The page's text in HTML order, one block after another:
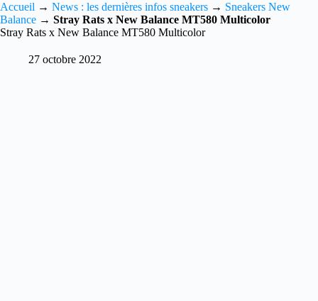
Accueil → News : les dernières infos sneakers → Sneakers New
Balance → Stray Rats x New Balance MT580 Multicolor
Stray Rats x New Balance MT580 Multicolor
27 octobre 2022